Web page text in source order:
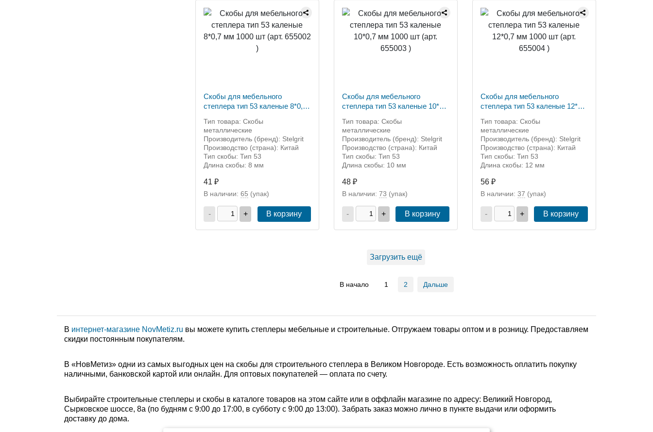
Скобы для мебельного
степлера тип 53 каленые 8*0,7
Тип товара: Скобы
металлические
Производитель (бренд): Stelgrit
Производство (страна): Китай
Тип скобы: Тип 53
Длина скобы: 8 мм
41 ₽
В наличии: 65 (упак)
- + В корзину
Скобы для мебельного
степлера тип 53 каленые 10*0,7
Тип товара: Скобы
металлические
Производитель (бренд): Stelgrit
Производство (страна): Китай
Тип скобы: Тип 53
Длина скобы: 10 мм
48 ₽
В наличии: 73 (упак)
- + В корзину
Скобы для мебельного
степлера тип 53 каленые 12*0,7
Тип товара: Скобы
металлические
Производитель (бренд): Stelgrit
Производство (страна): Китай
Тип скобы: Тип 53
Длина скобы: 12 мм
56 ₽
В наличии: 37 (упак)
- + В корзину
Загрузить ещё
В начало 1 2 Дальше
В интернет-магазине NovMetiz.ru вы можете купить степлеры мебельные и строительные. Отгружаем товары оптом и в розницу. Предоставляем
скидки постоянным покупателям.
В «НовМетиз» одни из самых выгодных цен на скобы для строительного степлера в Великом Новгороде. Есть возможность оплатить покупку
наличными, банковской картой или онлайн. Для оптовых покупателей — оплата по счету.
Выбирайте строительные степлеры и скобы в каталоге товаров на этом сайте или в оффлайн магазине по адресу: Великий Новгород,
Сырковское шоссе, 8а (по будням с 9:00 до 17:00, в субботу с 9:00 до 13:00). Забрать заказ можно лично в пункте выдачи или оформить
доставку до дома.